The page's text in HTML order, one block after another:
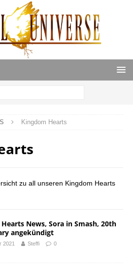
Kingdom Hearts
zu all unseren Kingdom Hearts
News, Sora in Smash, 20th
angekündigt
2021 Steffi 0